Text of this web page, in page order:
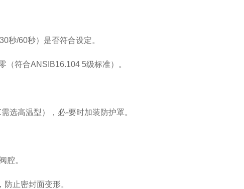
秒/60秒）是否符合设定。
（符合ANSIB16.104 5级标准）。
选高温型），必-要时加装防护罩。
腔。
止密封面变形。